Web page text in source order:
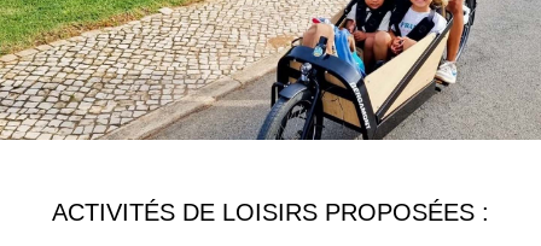
ACTIVITÉS DE LOISIRS PROPOSÉES :